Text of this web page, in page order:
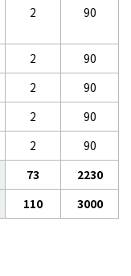
2 90
2
90
2
90
2
90
2
90
73
2230
110 3000